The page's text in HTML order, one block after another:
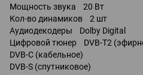
Мощность звука 20 Вт
Кол-во динамиков 2 шт
Аудиодекодеры Dolby Digital
Цифровой тюнер DVB-T2
DVB-C (кабельное)
DVB-S (спутниковое)